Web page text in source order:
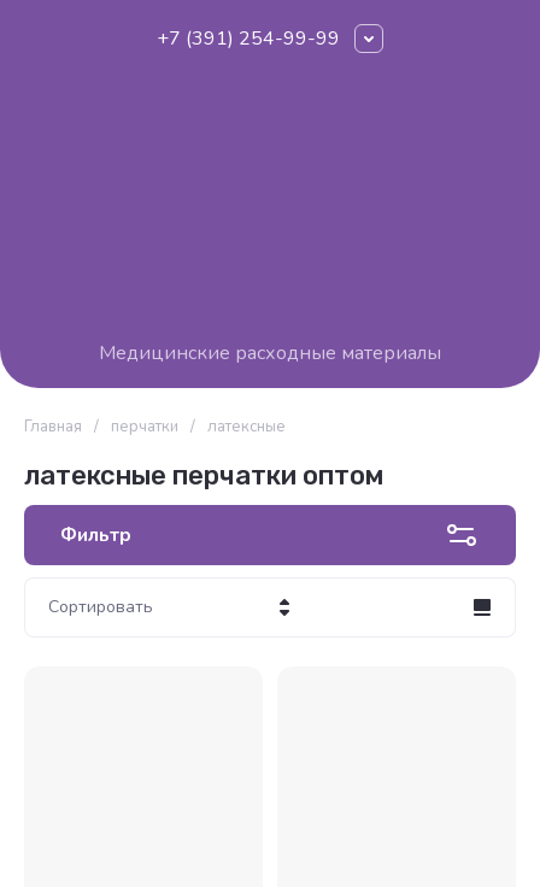
+7 (391) 254-99-99
Медицинские расходные материалы
Главная / перчатки / латексные
латексные перчатки оптом
Фильтр
Сортировать